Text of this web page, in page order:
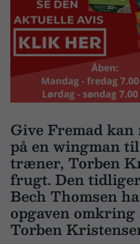
Give Fremad
på en wingman
træner, Torben
frugt. Den
Bech Thomsen
opgaven omkring
Torben